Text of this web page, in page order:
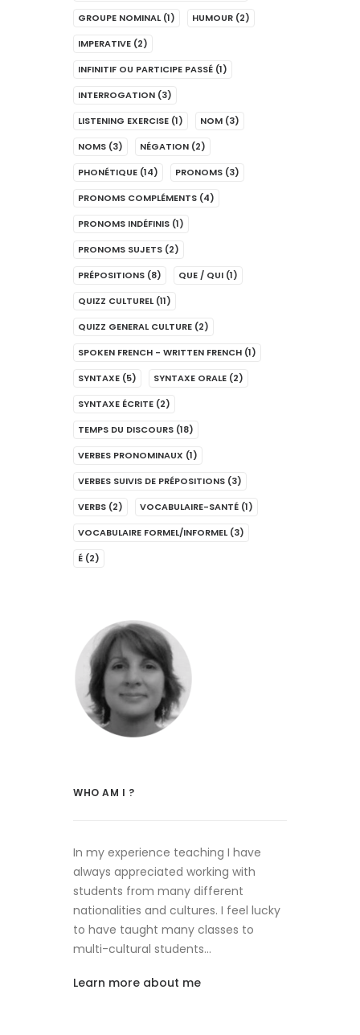
GROUPE NOMINAL (1) HUMOUR (2)
IMPERATIVE (2)
INFINITIF OU PARTICIPE PASSÉ (1)
INTERROGATION (3)
LISTENING EXERCISE (1) NOM (3)
NOMS (3) NÉGATION (2)
PHONÉTIQUE (14) PRONOMS (3)
PRONOMS COMPLÉMENTS (4)
PRONOMS INDÉFINIS (1)
PRONOMS SUJETS (2)
PRÉPOSITIONS (8) QUE / QUI (1)
QUIZZ CULTUREL (11)
QUIZZ GENERAL CULTURE (2)
SPOKEN FRENCH - WRITTEN FRENCH (1)
SYNTAXE (5) SYNTAXE ORALE (2)
SYNTAXE ÉCRITE (2)
TEMPS DU DISCOURS (18)
VERBES PRONOMINAUX (1)
VERBES SUIVIS DE PRÉPOSITIONS (3)
VERBS (2) VOCABULAIRE-SANTÉ (1)
VOCABULAIRE FORMEL/INFORMEL (3)
É (2)
WHO AM I ?
In my experience teaching I have
always appreciated working with
students from many different
nationalities and cultures. I feel lucky
to have taught many classes to
multi-cultural students…
Learn more about me